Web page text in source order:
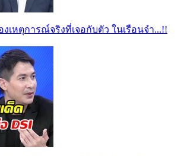
งเหตุการณ์จริงที่เจอกับตัว ในเรือนจำ...!!